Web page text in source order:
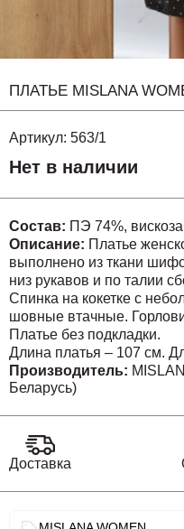
ПЛАТЬЕ MISLANA
Артикул: 563/1
Нет в наличии
Состав: ПЭ 74%,
Описание: Платье
выполнено из ткани
низ рукавов и по талии
Спинка на кокетке с
шовные втачные.
Платье без подкладки.
Длина платья – 107 см.
Производитель:
Беларусь)
Доставка
Связанные разделы